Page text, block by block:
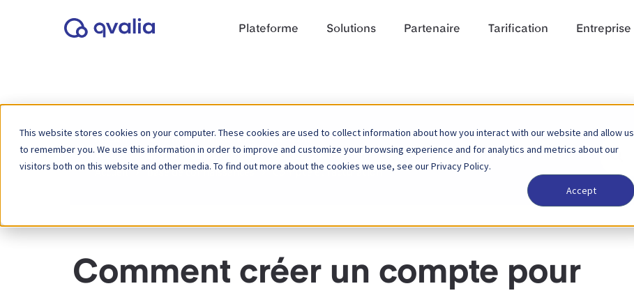
This website stores cookies on your computer. These cookies are used to collect information about how you interact with our website and allow us
to remember you. We use this information in order to improve and customize your browsing experience and for analytics and metrics about our
visitors both on this website and other media. To find out more about the cookies we use, see our Privacy Policy.
Accept
Plateforme Solutions Partenaire Tarification Entreprise
Accueil Base de connaissances
Général
Accueil
Base de connaissances
Guides d'utilisation
Accueil
Base de connaissances Compte et facturation
Comment créer un compte pour